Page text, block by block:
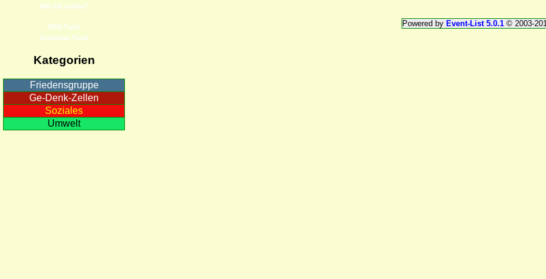
Wer ist online?
RSS-Feed
iCalendar-Feed
Kategorien
Friedensgruppe
Ge-Denk-Zellen
Soziales
Umwelt
Powered by Event-List 5.0.1© 2003-